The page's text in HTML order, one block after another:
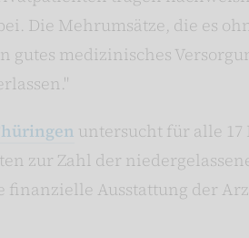
Die Mehrumsätze, die es
gutes medizinisches
untersucht für alle
zur Zahl der
Ausstattung der